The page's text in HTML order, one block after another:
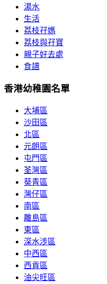
湯水
生活
荔枝孖媽
荔枝與孖寶
親子好去處
食譜
香港幼稚園名單
大埔區
沙田區
北區
元朗區
屯門區
荃灣區
葵青區
灣仔區
南區
離島區
東區
深水涉區
中西區
西貢區
油尖旺區